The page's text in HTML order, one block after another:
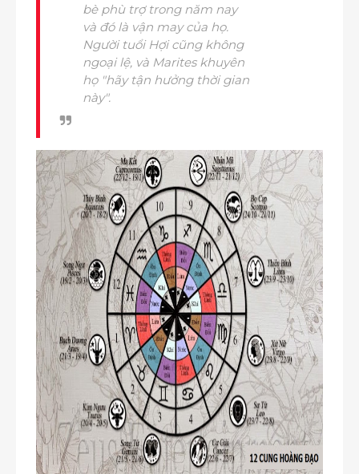
bè phù trợ trong năm nay
và đó là vận may của họ.
Người tuổi Hợi cũng không
ngoại lệ, và Marites khuyên
họ "hãy tận hưởng thời gian
này".